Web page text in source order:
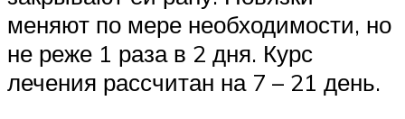
меняют по мере необходимости, но
не реже 1 раза в 2 дня. Курс
лечения рассчитан на 7 – 21 день.